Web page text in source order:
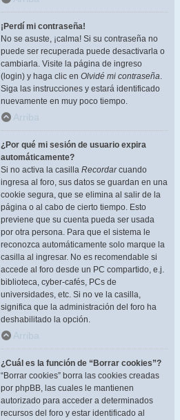
¡Perdí mi contraseña!
No se asuste, ¡calma! Si su contraseña no
puede ser recuperada puede desactivarla o
cambiarla. Visite la página de ingreso
(login) y haga clic en Olvidé mi contraseña.
Siga las instrucciones y estará identificado
nuevamente en muy poco tiempo.
Arriba
¿Por qué mi sesión de usuario expira
automáticamente?
Si no activa la casilla Recordarcuando
ingresa al foro, sus datos se guardan en una
cookie segura, que se elimina al salir de la
página o al cabo de cierto tiempo. Esto
previene que su cuenta pueda ser usada
por otra persona. Para que el sistema le
reconozca automáticamente solo marque la
casilla al ingresar. No es recomendable si
accede al foro desde un PC compartido, e.j.
biblioteca, cyber-cafés, PCs de
universidades, etc. Si no ve la casilla,
significa que la administración del foro ha
deshabilitado la opción.
Arriba
¿Cuál es la función de “Borrar cookies”?
“Borrar cookies” borra las cookies creadas
por phpBB, las cuales le mantienen
autorizado para acceder a determinados
recursos del foro y estar identificado al